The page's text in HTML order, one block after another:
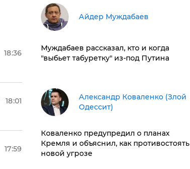
18:36
18:01
17:59
Айдер Муждабаев
Муждабаев рассказал, кто и когда
"выбьет табуретку" из-под Путина
Александр Коваленко (Злой
Одессит)
Коваленко предупредил о планах
Кремля и объяснил, как противостоять
новой угрозе